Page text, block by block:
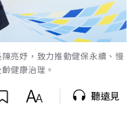
亮妤，致力推動健保永續、慢
健康治理。
聽遠見